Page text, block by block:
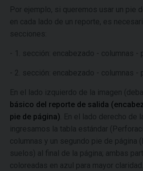
Por ejemplo, si queremos usar un pie
en cada lado de un reporte, es
secciones:
- 1. sección: encabezado - columnas -
- 2. sección: encabezado - columnas -
En el lado izquierdo de la imagen
básico del reporte de salida
pie de página) . En el lado derecho de
ingresamos la tabla estándar
columnas y un segundo pie de página
suelos) al final de la página; ambas
coloreadas en azul para mayor claridad.